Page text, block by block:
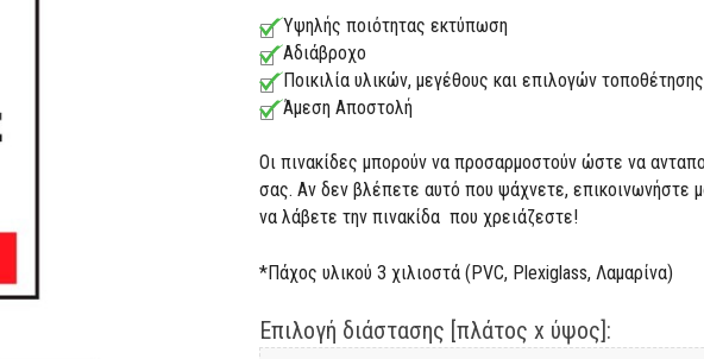
Υψηλής ποιότητας εκτύπωση
Αδιάβροχο
Ποικιλία υλικών, μεγέθους και επιλογών τοποθέτησης
Άμεση Αποστολή
Οι πινακίδες μπορούν να προσαρμοστούν ώστε να
σας. Αν δεν βλέπετε αυτό που ψάχνετε, επικοινωνήστε
να λάβετε την πινακίδα που χρειάζεστε!
*Πάχος υλικού 3 χιλιοστά (PVC, Plexiglass, Λαμαρίνα)
Επιλογή διάστασης [πλάτος x ύψος]: